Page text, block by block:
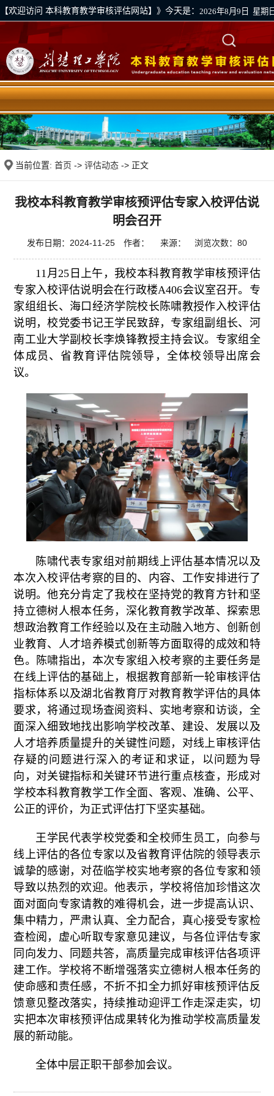
【欢迎访问 本科教育教学审核评估网站】》今天是： 2026年8月9日 星期
评估资料上传通道 | 下载专区
当前位置: 首页 -> 评估动态 -> 正文
我校本科教育教学审核预评估专家入校评估说
明会召开
发布日期：2024-11-25 作者： 来源： 浏览次数： 80
11月25日上午，我校本科教育教学审核预评估
专家入校评估说明会在行政楼A406会议室召开。专
家组组长、海口经济学院校长陈啸教授作入校评估
说明，校党委书记王学民致辞，专家组副组长、河
南工业大学副校长李焕锋教授主持会议。专家组全
体成员、省教育评估院领导，全体校领导出席会
议。
陈啸代表专家组对前期线上评估基本情况以及
本次入校评估考察的目的、内容、工作安排进行了
说明。他充分肯定了我校在坚持党的教育方针和坚
持立德树人根本任务，深化教育教学改革、探索思
想政治教育工作经验以及在主动融入地方、创新创
业教育、人才培养模式创新等方面取得的成效和特
色。陈啸指出，本次专家组入校考察的主要任务是
在线上评估的基础上，根据教育部新一轮审核评估
指标体系以及湖北省教育厅对教育教学评估的具体
要求，将通过现场查阅资料、实地考察和访谈，全
面深入细致地找出影响学校改革、建设、发展以及
人才培养质量提升的关键性问题，对线上审核评估
存疑的问题进行深入的考证和求证，以问题为导
向，对关键指标和关键环节进行重点核查，形成对
学校本科教育教学工作全面、客观、准确、公平、
公正的评价，为正式评估打下坚实基础。
王学民代表学校党委和全校师生员工，向参与
线上评估的各位专家以及省教育评估院的领导表示
诚挚的感谢，对莅临学校实地考察的各位专家和领
导致以热烈的欢迎。他表示，学校将倍加珍惜这次
面对面向专家请教的难得机会，进一步提高认识、
集中精力，严肃认真、全力配合，真心接受专家检
查检阅，虚心听取专家意见建议，与各位评估专家
同向发力、同题共答，高质量完成审核评估各项评
建工作。学校将不断增强落实立德树人根本任务的
使命感和责任感，不折不扣全力抓好审核预评估反
馈意见整改落实，持续推动迎评工作走深走实，切
实把本次审核预评估成果转化为推动学校高质量发
展的新动能。
全体中层正职干部参加会议。